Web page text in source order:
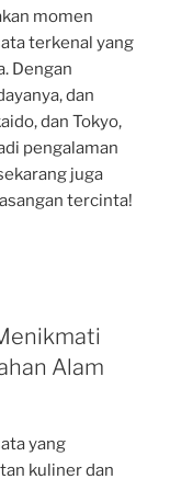
momen
terkenal yang
Dengan
dan
dan Tokyo,
pengalaman
juga
tercinta!
Alam
yang
kuliner dan